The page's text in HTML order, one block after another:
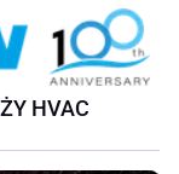
HVAC